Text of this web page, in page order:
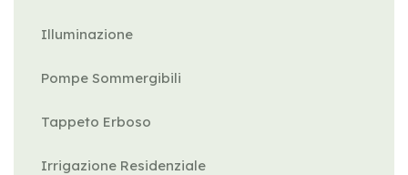
Illuminazione
Pompe Sommergibili
Tappeto Erboso
Irrigazione Residenziale